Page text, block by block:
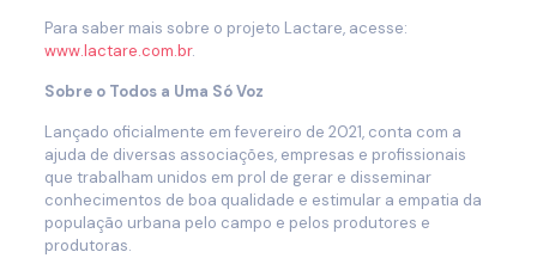
Para saber mais sobre o projeto Lactare, acesse:
www.lactare.com.br.
Sobre o Todos a Uma Só Voz
Lançado oficialmente em fevereiro de 2021, conta com a
ajuda de diversas associações, empresas e profissionais
que trabalham unidos em prol de gerar e disseminar
conhecimentos de boa qualidade e estimular a empatia da
população urbana pelo campo e pelos produtores e
produtoras.